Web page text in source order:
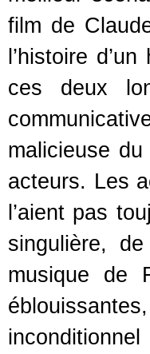
film de
l’histoire
ces deux
malicieuse
acteurs. Les
l’aient pas
singulière,
musique de